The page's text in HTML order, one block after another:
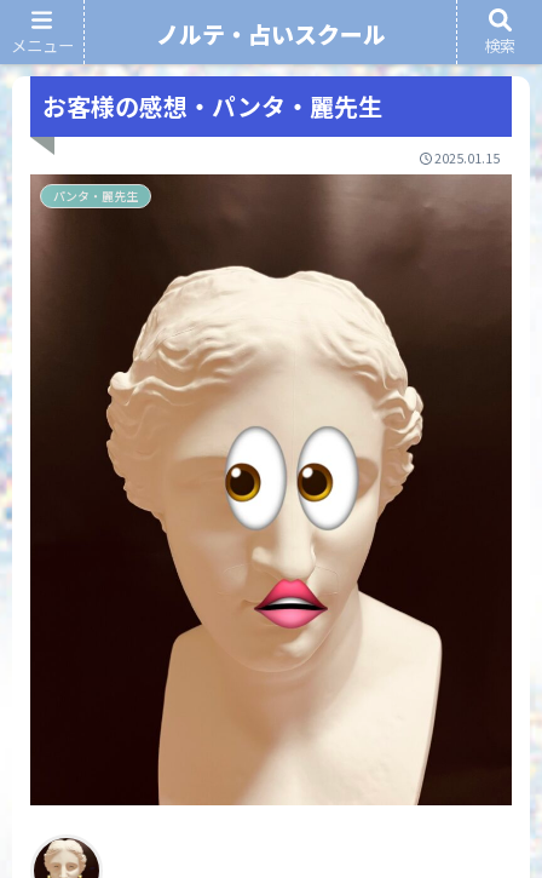
ノルテ・占いスクール
お客様の感想・パンタ・麗先生
2025.01.15
パンタ・麗先生
メニュー ノルテ・占いスクール 検索